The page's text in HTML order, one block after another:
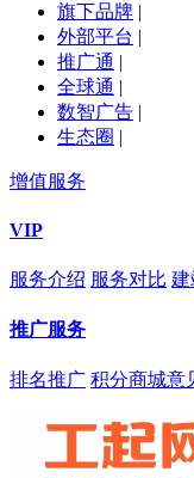
旗下品牌 |
外部平台 |
推广通 |
全球通 |
数智广告 |
生态圈 |
增值服务
VIP
服务介绍 服务对比 建
推广服务
排名推广 积分商城意